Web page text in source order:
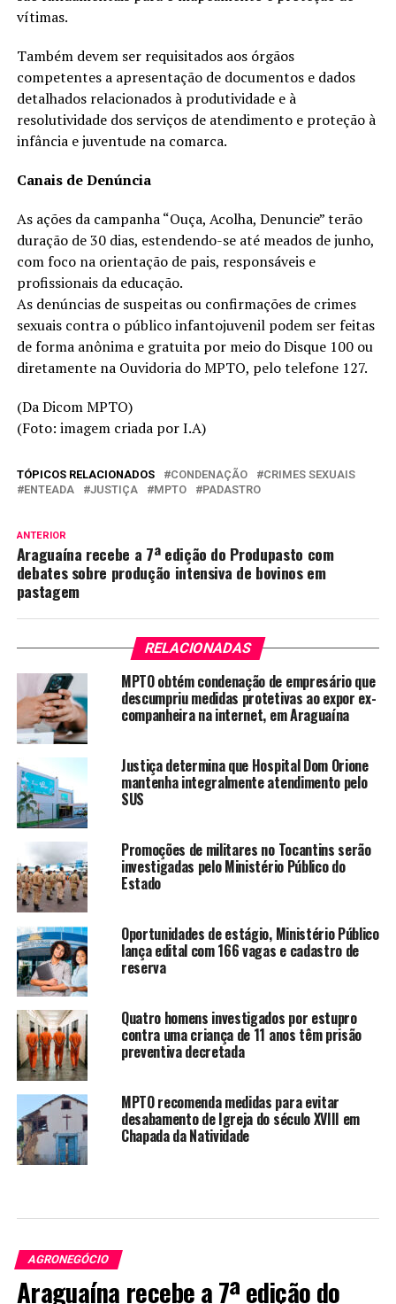
vítimas.
Também devem ser requisitados aos órgãos
competentes a apresentação de documentos e dados
detalhados relacionados à produtividade e à
resolutividade dos serviços de atendimento e proteção à
infância e juventude na comarca.
Canais de Denúncia
As ações da campanha “Ouça, Acolha, Denuncie” terão
duração de 30 dias, estendendo-se até meados de junho,
com foco na orientação de pais, responsáveis e
profissionais da educação.
As denúncias de suspeitas ou confirmações de crimes
sexuais contra o público infantojuvenil podem ser feitas
de forma anônima e gratuita por meio do Disque 100 ou
diretamente na Ouvidoria do MPTO, pelo telefone 127.
(Da Dicom MPTO)
(Foto: imagem criada por I.A)
TÓPICOS RELACIONADOS CONDENAÇÃO
CRIMES SEXUAIS
ENTEADA
JUSTIÇA MPTO PADASTRO
ANTERIOR
Araguaína recebe a 7ª edição do Produpasto com
debates sobre produção intensiva de bovinos em
pastagem
RELACIONADAS
MPTO obtém condenação de empresário que
descumpriu medidas protetivas ao expor ex-
companheira na internet, em Araguaína
Justiça determina que Hospital Dom Orione
mantenha integralmente atendimento pelo
SUS
Promoções de militares no Tocantins serão
investigadas pelo Ministério Público do
Estado
Oportunidades de estágio, Ministério Público
lança edital com 166 vagas e cadastro de
reserva
Quatro homens investigados por estupro
contra uma criança de 11 anos têm prisão
preventiva decretada
MPTO recomenda medidas para evitar
desabamento de Igreja do século XVIII em
Chapada da Natividade
AGRONEGÓCIO
Araguaína recebe a 7ª edição do